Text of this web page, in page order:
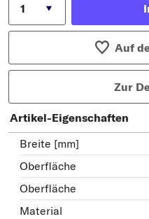
Auf
Zur
Artikel-Eigenschaften
Breite [mm]
Oberfläche
Oberfläche
Material